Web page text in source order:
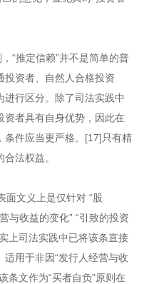
“推定信赖”并不是简单的普
投资者、自然人合格投资
行区分。除了司法实践中
资者具有自身优势，因此在
条件应当更严格。[17]只有精
法权益。
面文义上是仅针对 “股
与收益的变化” “引致的投资
上司法实践中已将该条直接
用于非因“发行人经营与收
条文作为“买者自负”原则在